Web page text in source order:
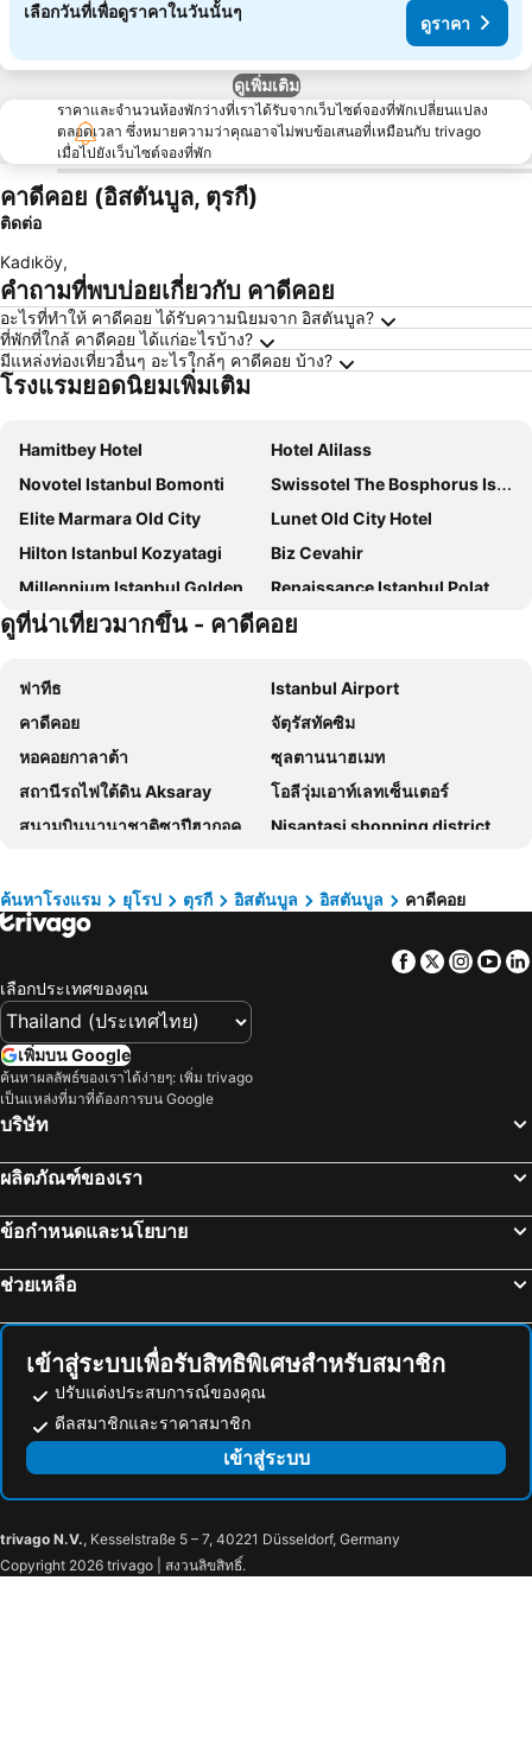
เลือกวันที่เพื่อดูราคาในวันนั้นๆ
ดูราคา
ดูเพิ่มเติม
ราคาและจำนวนห้องพักว่างที่เราได้รับจากเว็บไซต์จองที่พักเปลี่ยนแปลง
ตลอดเวลา ซึ่งหมายความว่าคุณอาจไม่พบข้อเสนอที่เหมือนกับ trivago
เมื่อไปยังเว็บไซต์จองที่พัก
คาดีคอย (อิสตันบูล, ตุรกี)
ติดต่อ
Kadıköy,
คำถามที่พบบ่อยเกี่ยวกับ คาดีคอย
อะไรที่ทำให้ คาดีคอย ได้รับความนิยมจาก อิสตันบูล?
ที่พักที่ใกล้ คาดีคอย ได้แก่อะไรบ้าง?
มีแหล่งท่องเที่ยวอื่นๆ อะไรใกล้ๆ คาดีคอย บ้าง?
โรงแรมยอดนิยมเพิ่มเติม
Hamitbey Hotel
Hotel Alilass
Novotel Istanbul Bomonti
Swissotel The Bosphorus Istanbul
Elite Marmara Old City
Lunet Old City Hotel
Hilton Istanbul Kozyatagi
Biz Cevahir
Millennium Istanbul Golden Horn
Renaissance Istanbul Polat Bosphorus Hotel
Nippon Hotel
Premist Hotels Taksim
Sofitel Istanbul Taksim
A Plus Residence
Violin Boutique Hotel
The Gate Kadikoy Downtown
Ramada by Wyndham Istanbul Alibeykoy
Ottoman's Life Hotel Deluxe
Istanbul Midpoint Hotel
Rota Star Hotel Beyoğlu
Mest Hotel
The Ritz-Carlton, Istanbul
Berr Hotel
Royan Hotel Hagia Sophia Istanbul A Member Of Radisson Individuals
Germir Palas Hotel - Special Class
Ciragan Palace Kempinski
Park Dedeman Bostanci Hotel
Senyor Garden Hotel
DoubleTree by Hilton Hotel Istanbul - Moda
Ramada by Wyndham Istanbul Old City
Root Karakoy
The Green Park Taksim
Delta Hotels by Marriott Istanbul Levent
Radisson Blu Hotel, Istanbul Pera
Mosaic Hotel Old City -Special Category
Frezya Hotel - Women Only Deluxe Suite & Rooms
Radisson Blu Bosphorus Hotel, Istanbul
Valide Sultan Konagi
Sumengen Hotel
Antis Hotel
Armagrandi Spina Hotel-Special Category
Skalion Hotel
Elite World Istanbul Taksim
ดูที่น่าเที่ยวมากขึ้น - คาดีคอย
ฟาทีธ
Istanbul Airport
คาดีคอย
จัตุรัสทัคซิม
หอคอยกาลาต้า
ซุลตานนาฮเมท
สถานีรถไฟใต้ดิน Aksaray
โอลีวุ่มเอาท์เลทเซ็นเตอร์
สนามบินนานาชาติซาปีฮากอคเซน
Nisantasi shopping district
Sile Ayazma Beach
ทเซ็นทราเลนพลาซฮ์
Istanbul Anatolian Side
สถานีรถไฟใต้ดิน Ataturk Airport
Uludağ – Bursa
Istanbul Toy Museum
Koztayagi Subway Station
Palladium
Bagdat street
Bostanci Subway Station
Intercontinental Istanbul Eurasia Marathon
Fenerbahce Park
Cinemaximum Akasya Acıbadem
Setur Kalamış ve Fenerbahçe Marina
Aya Yorgi Monastery
อดาลาร์
Gebze
Sefakoy
Taksim Metro Station
Balibey Han
Tomb of Osmangazi
Eskihisar
อุสคูดาร์
Arhitekturen rezervat selo Brashlyan
AIREX ISTANBUL AIR SHOW
ค้นหาโรงแรม ยุโรป ตุรกี อิสตันบูล อิสตันบูล คาดีคอย
Facebook
Twitter
เลือกประเทศของคุณ
เพิ่มบน Google
ค้นหาผลลัพธ์ของเราได้ง่ายๆ: เพิ่ม trivago
เป็นแหล่งที่มาที่ต้องการบน Google
บริษัท
ผลิตภัณฑ์ของเรา
ข้อกำหนดและนโยบาย
ช่วยเหลือ
เข้าสู่ระบบเพื่อรับสิทธิพิเศษสำหรับสมาชิก
ปรับแต่งประสบการณ์ของคุณ
ดีลสมาชิกและราคาสมาชิก
เข้าสู่ระบบ
trivago N.V., Kesselstraße 5 – 7, 40221 Düsseldorf, Germany
Copyright 2026 trivago | สงวนลิขสิทธิ์.